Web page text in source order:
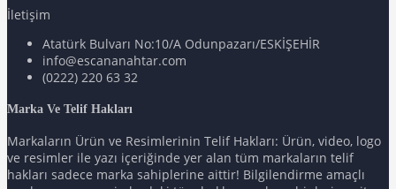
İletişim
Atatürk Bulvarı No:10/A Odunpazarı/ESKİŞEHİR
info@escananahtar.com
(0222) 220 63 32
Marka Ve Telif Hakları
Markaların Ürün ve Resimlerinin Telif Hakları: Ürün, video, logo
ve resimler ile yazı içeriğinde yer alan tüm markaların telif
hakları sadece marka sahiplerine aittir! Bilgilendirme amaçlı